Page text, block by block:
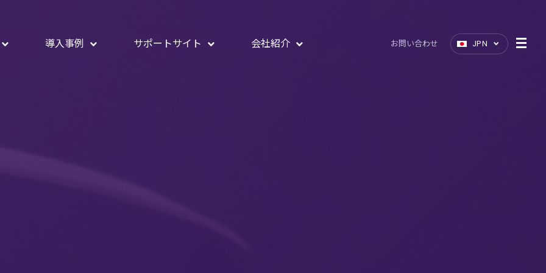
JPN
お問い合わせ
導入事例 サポートサイト 会社紹介